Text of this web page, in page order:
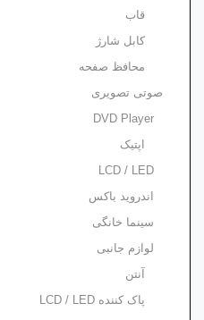
قاب
کابل شارژ
محافظ صفحه
صوتی تصویری
DVD Player
اپتیک
LCD / LED
اندروید باکس
سینما خانگی
لوازم جانبی
آنتن
پاک کننده LCD / LED